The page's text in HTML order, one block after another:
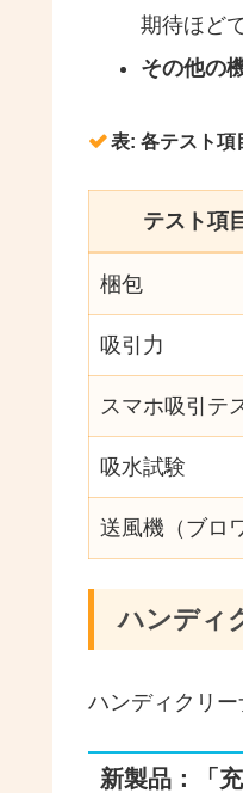
期待ほど
その他の
表: 各テスト項
テスト項目
梱包
吸引力
スマホ吸引テ
吸水試験
送風機（ブロ
ハンディ
ハンディクリー
新製品：「